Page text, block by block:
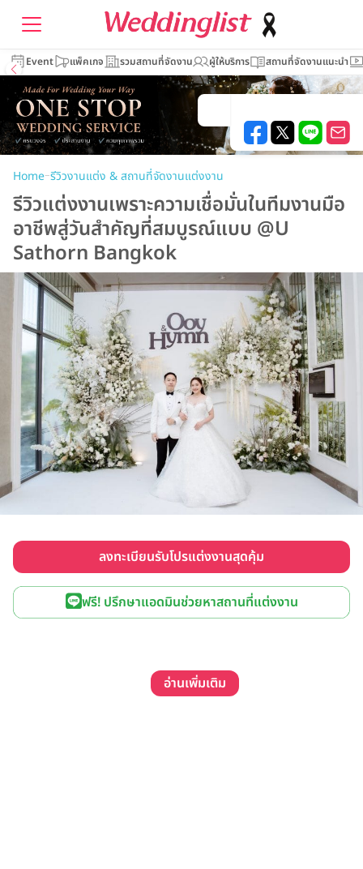
Event แพ็คเกจ รวมสถานที่จัดงาน ผู้ให้บริการ สถานที่จัดงานแนะนำ
Home–รีวิวงานแต่ง & สถานที่จัดงานแต่งงาน
รีวิวแต่งงานเพราะความเชื่อมั่นในทีมงานมือ
อาชีพสู่วันสำคัญที่สมบูรณ์แบบ @U
Sathorn Bangkok
ลงทะเบียนรับโปรแต่งงานสุดคุ้ม
ฟรี! ปรึกษาแอดมินช่วยหาสถานที่แต่งงาน
อ่านเพิ่มเติม